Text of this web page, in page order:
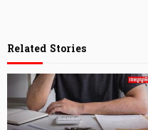
Related Stories